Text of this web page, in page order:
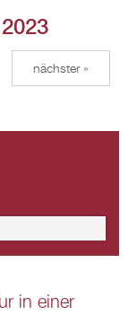
nächster »
in einer